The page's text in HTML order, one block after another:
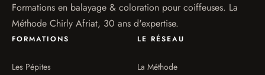
Formations en balayage & coloration pour coiffeuses. La
Méthode Chirly Afriat, 30 ans d'expertise.
FORMATIONS
Les Pépites
LE RÉSEAU
La Méthode